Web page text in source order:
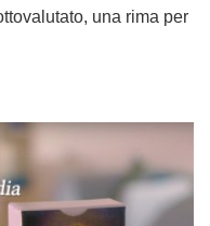
una rima per